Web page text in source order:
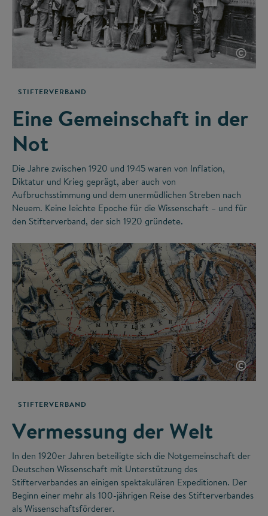
©
STIFTERVERBAND
Eine Gemeinschaft in der
Not
Die Jahre zwischen 1920 und 1945 waren von Inflation,
Diktatur und Krieg geprägt, aber auch von
Aufbruchsstimmung und dem unermüdlichen Streben nach
Neuem. Keine leichte Epoche für die Wissenschaft – und für
den Stifterverband, der sich 1920 gründete.
©
STIFTERVERBAND
Vermessung der Welt
In den 1920er Jahren beteiligte sich die Notgemeinschaft der
Deutschen Wissenschaft mit Unterstützung des
Stifterverbandes an einigen spektakulären Expeditionen. Der
Beginn einer mehr als 100-jährigen Reise des Stifterverbandes
als Wissenschaftsförderer.